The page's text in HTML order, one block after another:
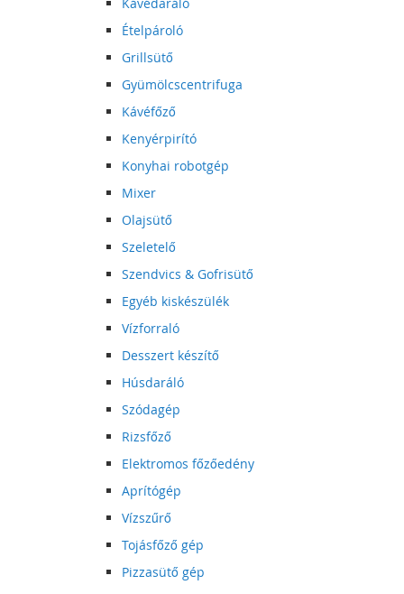
Ételpároló
Grillsütő
Gyümölcscentrifuga
Kávéfőző
Kenyérpirító
Konyhai robotgép
Mixer
Olajsütő
Szeletelő
Szendvics & Gofrisütő
Egyéb kiskészülék
Vízforraló
Desszert készítő
Húsdaráló
Szódagép
Rizsfőző
Elektromos főzőedény
Aprítógép
Vízszűrő
Tojásfőző gép
Pizzasütő gép